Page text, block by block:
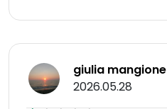
giulia mangione
2026.05.28